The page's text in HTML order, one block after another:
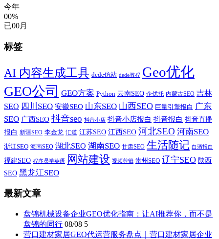
今年
00%
已00月
标签
AI 内容生成工具 dede仿站 dede教程 Geo优化
GEO公司 GEO方案 Python 云南SEO 企优托 内蒙古SEO 吉林
SEO 四川SEO 安徽SEO 山东SEO 山西SEO 巨量引擎报白 广东
SEO 广西SEO 抖音seo 抖音小店 抖音小店报白 抖音报白 抖音直播
报白 新疆SEO 李金龙 汇道 江苏SEO 江西SEO 河北SEO 河南SEO
浙江SEO 海南SEO 湖北SEO 湖南SEO 甘肃SEO 生活随记 白酒报白
福建SEO 程序员学英语 网站建设 视频剪辑 贵州SEO 辽宁SEO 陕西
SEO 黑龙江SEO
最新文章
盘锦机械设备企业GEO优化指南：让AI推荐你，而不是
盘锦的同行 08/08 5
营口建材家居GEO代运营服务盘点｜营口建材家居企业